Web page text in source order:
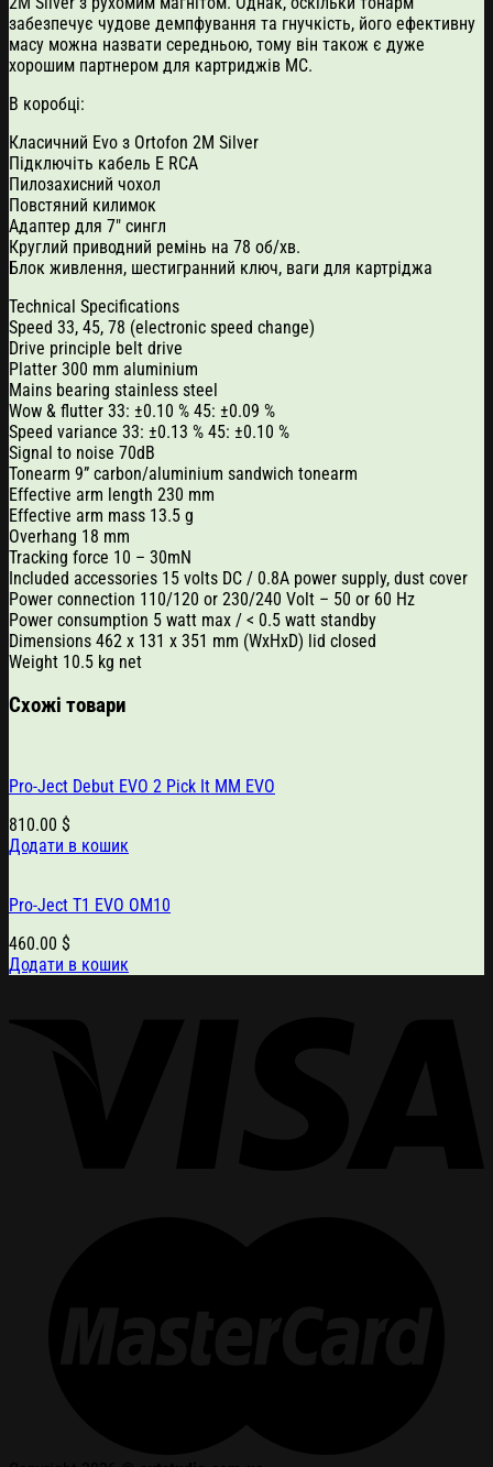
забезпечує чудове демпфування та гнучкість, його ефективну
масу можна назвати середньою, тому він також є дуже
хорошим партнером для картриджів MC.
В коробці:
Класичний Evo з Ortofon 2M Silver
Підключіть кабель E RCA
Пилозахисний чохол
Повстяний килимок
Адаптер для 7″ сингл
Круглий приводний ремінь на 78 об/хв.
Блок живлення, шестигранний ключ, ваги для картріджа
Technical Specifications
Speed 33, 45, 78 (electronic speed change)
Drive principle belt drive
Platter 300 mm aluminium
Mains bearing stainless steel
Wow & flutter 33: ±0.10 % 45: ±0.09 %
Speed variance 33: ±0.13 % 45: ±0.10 %
Signal to noise 70dB
Tonearm 9” carbon/aluminium sandwich tonearm
Effective arm length 230 mm
Effective arm mass 13.5 g
Overhang 18 mm
Tracking force 10 – 30mN
Included accessories 15 volts DC / 0.8A power supply, dust cover
Power connection 110/120 or 230/240 Volt – 50 or 60 Hz
Power consumption 5 watt max / < 0.5 watt standby
Dimensions 462 x 131 x 351 mm (WxHxD) lid closed
Weight 10.5 kg net
Схожі товари
Pro-Ject Debut EVO 2 Pick It MM EVO
810.00 $
Додати в кошик
Pro-Ject T1 EVO OM10
460.00 $
Додати в кошик